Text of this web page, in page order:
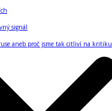
signál
aneb proč jsme tak citliví na kritiku